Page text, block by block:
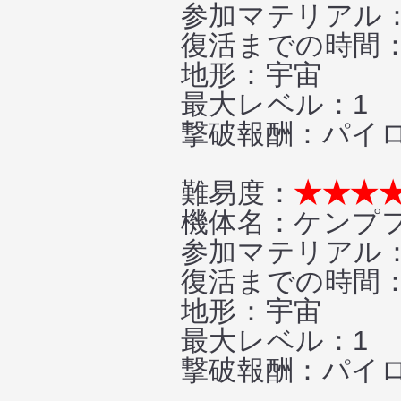
参加マテリアル
復活までの時間
地形：宇宙
最大レベル：1
撃破報酬：パイ
難易度：
機体名：ケンプ
参加マテリアル
復活までの時間
地形：宇宙
最大レベル：1
撃破報酬：パイ